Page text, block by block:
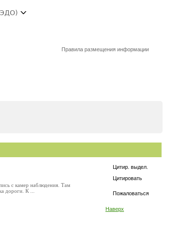
Правила размещения информации
Цитир. выдел.
Цитировать
Пожаловаться
Наверх
с камер наблюдения. Там
дороги. К ...